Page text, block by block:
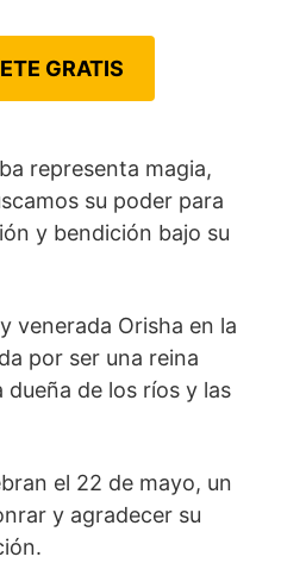
GRATIS
representa magia,
su poder para
y bendición bajo su
venerada Orisha en la
por ser una reina
de los ríos y las
el 22 de mayo, un
y agradecer su